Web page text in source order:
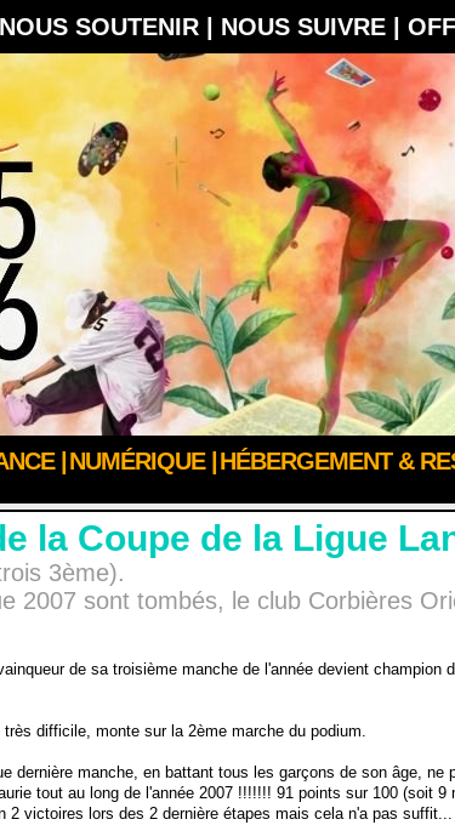
NOUS SOUTENIR | NOUS SUIVRE |
| NUMÉRIQUE | HÉBERGEMENT &
la Coupe de la Ligue
3ème).
2007 sont tombés, le club Corbières
de sa troisième manche de l'année devient champion
difficile, monte sur la 2ème marche du podium.
dernière manche, en battant tous les garçons de son âge, ne
tout au long de l'année 2007 !!!!!!! 91 points sur 100 (soit 9
2 victoires lors des 2 dernière étapes mais cela n'a pas suffit...